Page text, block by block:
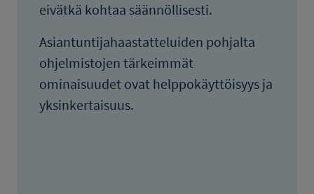
eivätkä kohtaa säännöllisesti.
Asiantuntijahaastatteluiden pohjalta
ohjelmistojen tärkeimmät
ominaisuudet ovat helppokäyttöisyys ja
yksinkertaisuus.